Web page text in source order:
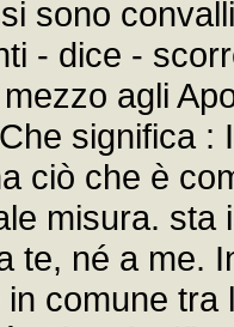
sono
- dice -
agli
significa
ciò che è
misura.
te, né a me.
comune